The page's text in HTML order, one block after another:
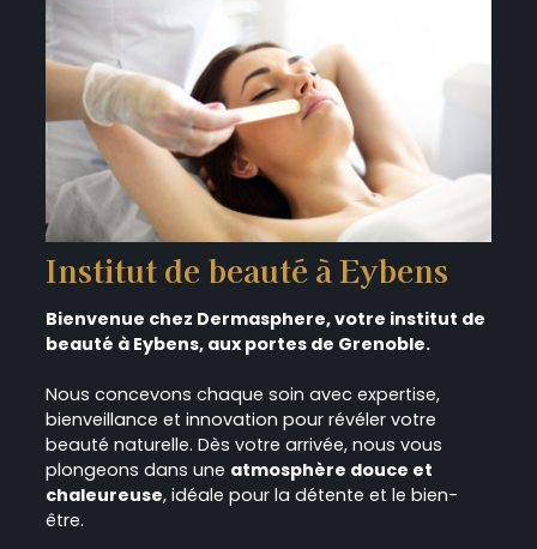
Institut de beauté à Eybens
Bienvenue chez Dermasphere, votre institut de
beauté à Eybens, aux portes de Grenoble.
Nous concevons chaque soin avec expertise,
bienveillance et innovation pour révéler votre
beauté naturelle. Dès votre arrivée, nous vous
plongeons dans une atmosphère douce et
chaleureuse, idéale pour la détente et le bien-
être.